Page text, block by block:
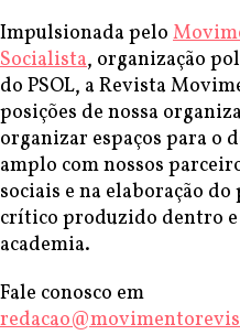
Impulsionada pelo
Socialista, organização
do PSOL, a Revista
posições de nossa
organizar espaços para o
amplo com nossos
sociais e na elaboração
crítico produzido dentro e
academia.
Fale conosco em